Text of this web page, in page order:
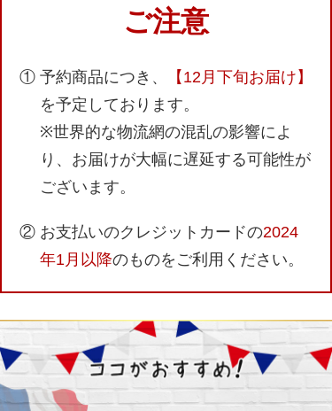
ご注意
① 予約商品につき、
【12月下旬お届け】
を予定しております。
※世界的な物流網の混乱の影響によ
り、お届けが大幅に遅延する可能性が
ございます。
② お支払いのクレジットカードの2024
年1月以降のものをご利用ください。